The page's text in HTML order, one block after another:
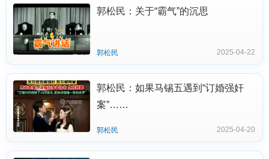
郭松民：关于“霸气”的沉思
郭松民 2025-04-22
郭松民：如果马锡五遇到“订婚强奸
案”……
郭松民 2025-04-20